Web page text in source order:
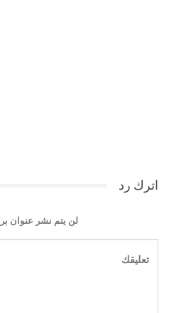
اترك رد
لن يتم نشر عنوان